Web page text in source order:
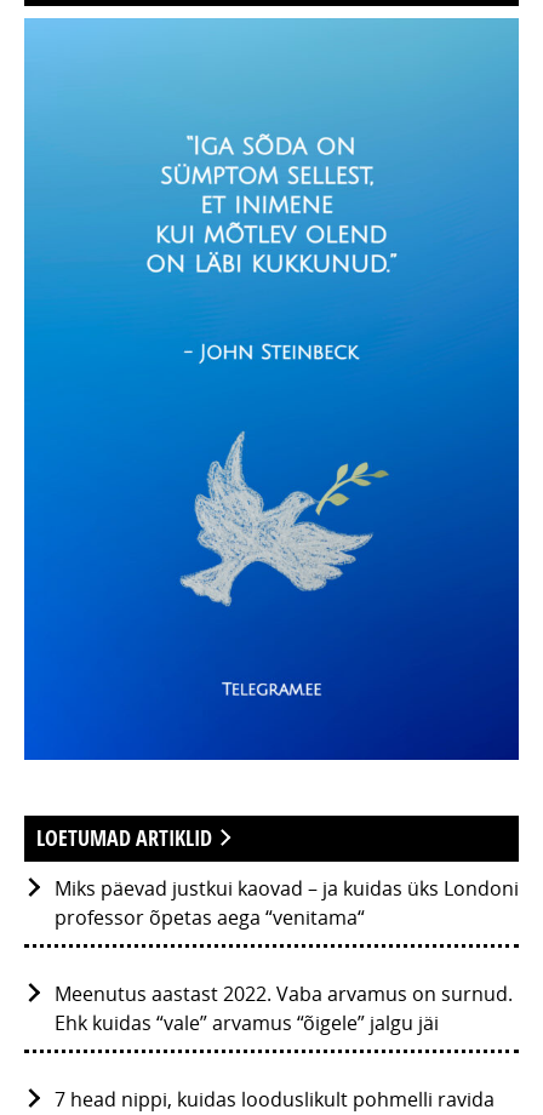
LOETUMAD ARTIKLID
Miks päevad justkui kaovad – ja kuidas üks Londoni
professor õpetas aega “venitama“
Meenutus aastast 2022. Vaba arvamus on surnud.
Ehk kuidas “vale” arvamus “õigele” jalgu jäi
7 head nippi, kuidas looduslikult pohmelli ravida